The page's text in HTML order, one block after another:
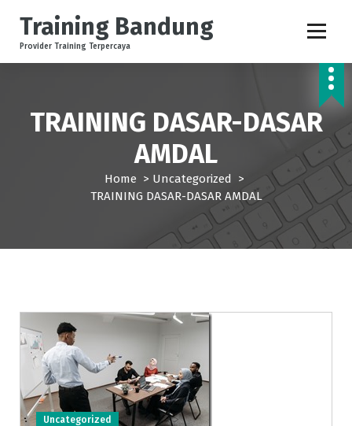
p
Training Bandung
Provider Training Terpercaya
TRAINING DASAR-DASAR
AMDAL
Home > Uncategorized >
TRAINING DASAR-DASAR AMDAL
Uncategorized